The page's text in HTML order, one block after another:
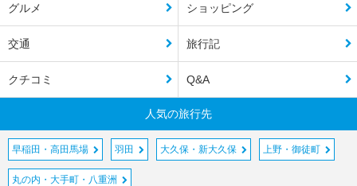
グルメ ショッピング
交通 旅行記
クチコミ Q&A
人気の旅行先
早稲田・高田馬場 羽田 大久保・新大久保 上野・御徒町
丸の内・大手町・八重洲